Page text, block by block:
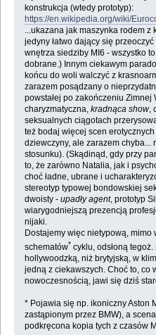
konstrukcja (wtedy prototyp):
https://en.wikipedia.org/wiki/
...ukazana jak maszynka rodem z
jedyny łatwo dający się
wnętrza siedziby MI6 - wszystko
dobrane.) Innym ciekawym
końcu do woli walczyć z
zarazem posądzany o
powstałej po zakończeniu Zimnej
charyzmatyczna, kradnąca show,
seksualnych ciągotach
też bodaj więcej scen
dziewczyny, ale zarazem chyba...
stosunku). (Skądinąd, gdy przy
to, że zarówno Natalia, jak i
choć ładne, ubrane i
stereotyp typowej bondowskiej
dwoisty - upadły agent, prototyp
wiarygodniejszą prezencją
nijaki.
Dostajemy więc nietypową,
schematów* cyklu, odsłoną
hollywoodzką, niż brytyjską, w
jedną z ciekawszych. Choć to, co
nowoczesnością, jawi się dziś
* Pojawia się np. ikoniczny Aston
zastąpionym przez BMW), a
podkręcona kopia tych z czasów